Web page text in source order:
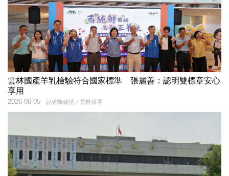
雲林國產羊乳檢驗符合國家標準 張麗善：認明雙標章安心
享用
記者陳致愷／雲林報導
2026-08-05